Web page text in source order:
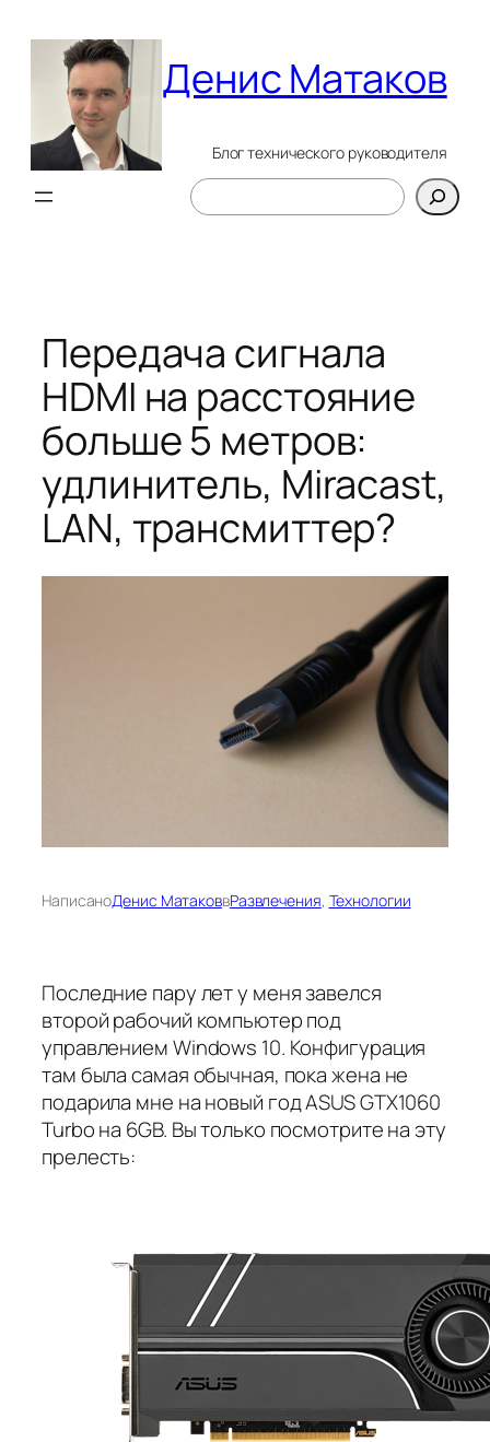
содержимому
Денис Матаков
Блог технического руководителя
Поиск
Передача сигнала
HDMI на расстояние
больше 5 метров:
удлинитель, Miracast,
LAN, трансмиттер?
НаписаноДенис МатаковвРазвлечения, Технологии
Последние пару лет у меня завелся
второй рабочий компьютер под
управлением Windows 10. Конфигурация
там была самая обычная, пока жена не
подарила мне на новый год ASUS GTX1060
Turbo на 6GB. Вы только посмотрите на эту
прелесть: